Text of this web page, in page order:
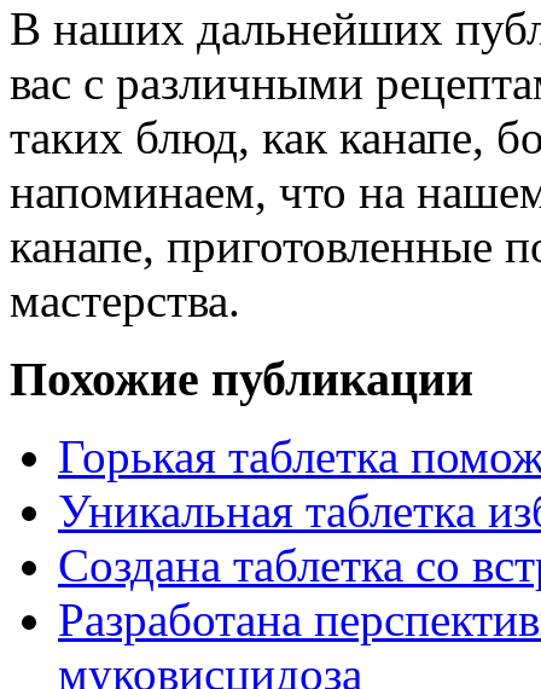
В наших дальнейших
вас с различными
таких блюд, как канапе,
напоминаем, что на
канапе, приготовленные
мастерства.
Похожие публикации
Горькая таблетка
Уникальная таблетка
Создана таблетка со
Разработана
муковисцидоза